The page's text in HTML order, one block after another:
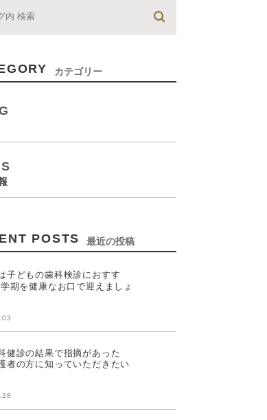
カテゴリー
POSTS 最近の投稿
子どもの歯科検診におすす
期を健康なお口で迎えましょ
健診の結果で指摘があった
者の方に知っていただきたい